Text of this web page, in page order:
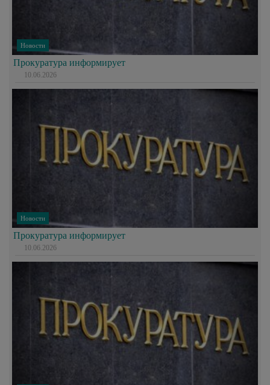
Новости
Прокуратура информирует
10.06.2026
Новости
Прокуратура информирует
10.06.2026